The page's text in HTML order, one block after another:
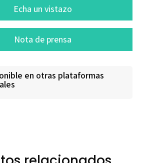
Echa un vistazo
Nota de prensa
en otras plataformas